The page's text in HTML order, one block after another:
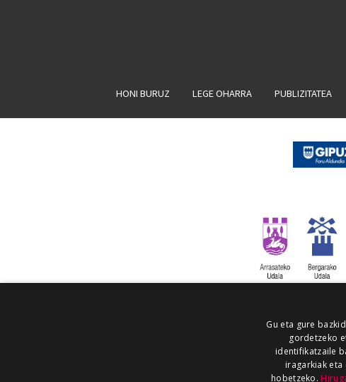
HONI BURUZ LEGE OHARRA PUBLIZITATEA
Gu eta gure
gordetzeko
identifikatzaile
iragarkiak
hobetzeko.